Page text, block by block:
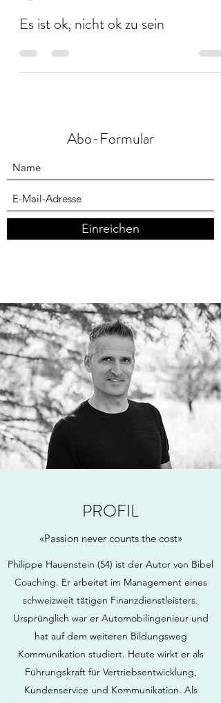
24. Okt. 2020
4 Min. Lesezeit
Abo-Formular
Einreichen
PROFIL
«Passion never counts the cost»
Philippe Hauenstein (54) ist der Autor von Bibel
Coaching. Er arbeitet im Management eines
schweizweit tätigen Finanzdienstleisters.
Ursprünglich war er Automobilingenieur und